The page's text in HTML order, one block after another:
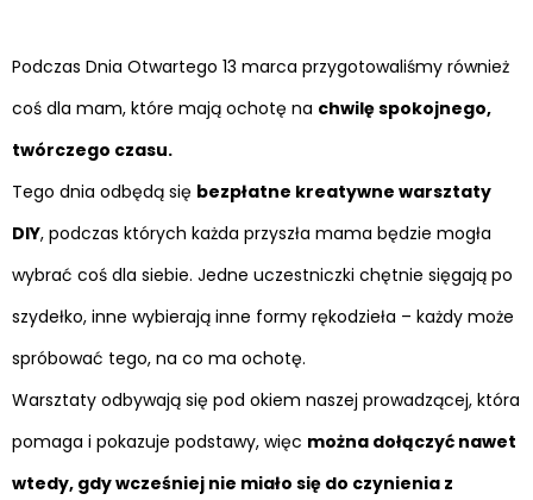
Podczas Dnia Otwartego 13 marca przygotowaliśmy również
coś dla mam, które mają ochotę na chwilę spokojnego,
twórczego czasu.
Tego dnia odbędą się bezpłatne kreatywne warsztaty
DIY, podczas których każda przyszła mama będzie mogła
wybrać coś dla siebie. Jedne uczestniczki chętnie sięgają po
szydełko, inne wybierają inne formy rękodzieła – każdy może
spróbować tego, na co ma ochotę.
Warsztaty odbywają się pod okiem naszej prowadzącej, która
pomaga i pokazuje podstawy, więc można dołączyć nawet
wtedy, gdy wcześniej nie miało się do czynienia z